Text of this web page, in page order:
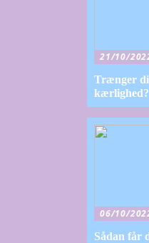
21/10/
Trænger
kærlighed?
06/10/
Sådan får